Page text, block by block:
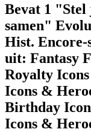
Bevat 1
samen"
Hist. Encore-
uit: Fantasy
Royalty
Icons &
Birthday
Icons &